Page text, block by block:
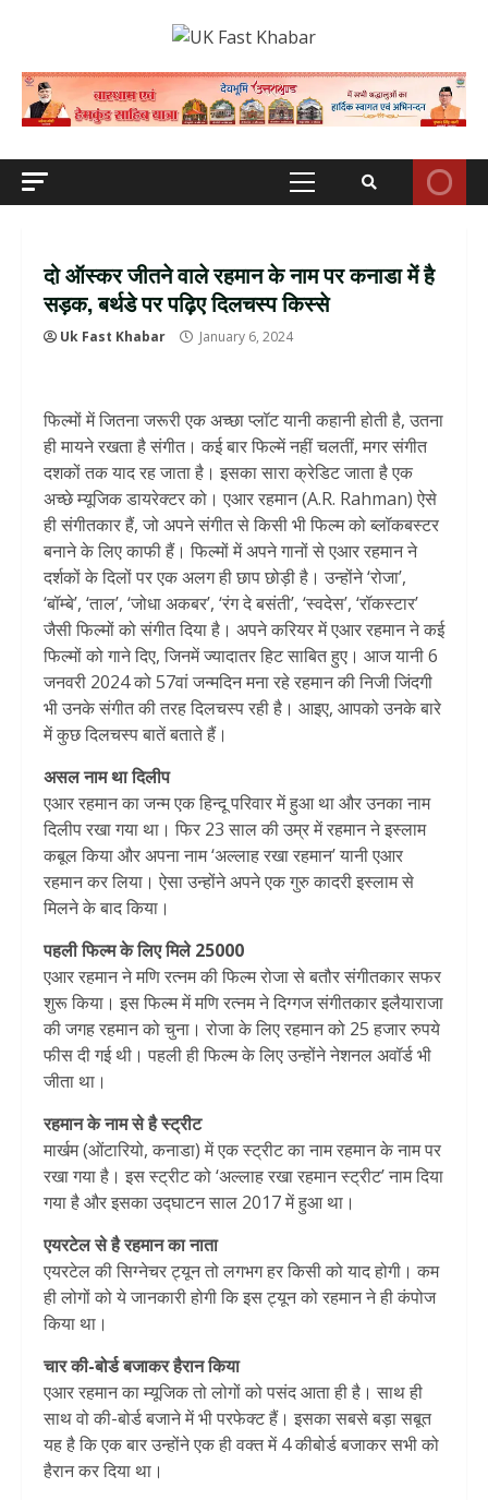
Primary
दो ऑस्कर जीतने वाले रहमान के नाम पर कनाडा में है
सड़क, बर्थडे पर पढ़िए दिलचस्प किस्से
Uk Fast Khabar January 6, 2024
फिल्मों में जितना जरूरी एक अच्छा प्लॉट यानी कहानी होती है, उतना
ही मायने रखता है संगीत। कई बार फिल्में नहीं चलतीं, मगर संगीत
दशकों तक याद रह जाता है। इसका सारा क्रेडिट जाता है एक
अच्छे म्यूजिक डायरेक्टर को। एआर रहमान (A.R. Rahman) ऐसे
ही संगीतकार हैं, जो अपने संगीत से किसी भी फिल्म को ब्लॉकबस्टर
बनाने के लिए काफी हैं। फिल्मों में अपने गानों से एआर रहमान ने
दर्शकों के दिलों पर एक अलग ही छाप छोड़ी है। उन्होंने ‘रोजा’,
‘बॉम्बे’, ‘ताल’, ‘जोधा अकबर’, ‘रंग दे बसंती’, ‘स्वदेस’, ‘रॉकस्टार’
जैसी फिल्मों को संगीत दिया है। अपने करियर में एआर रहमान ने कई
फिल्मों को गाने दिए, जिनमें ज्यादातर हिट साबित हुए। आज यानी 6
जनवरी 2024 को 57वां जन्मदिन मना रहे रहमान की निजी जिंदगी
भी उनके संगीत की तरह दिलचस्प रही है। आइए, आपको उनके बारे
में कुछ दिलचस्प बातें बताते हैं।
असल नाम था दिलीप
एआर रहमान का जन्म एक हिन्दू परिवार में हुआ था और उनका नाम
दिलीप रखा गया था। फिर 23 साल की उम्र में रहमान ने इस्लाम
कबूल किया और अपना नाम ‘अल्लाह रखा रहमान’ यानी एआर
रहमान कर लिया। ऐसा उन्होंने अपने एक गुरु कादरी इस्लाम से
मिलने के बाद किया।
पहली फिल्म के लिए मिले 25000
एआर रहमान ने मणि रत्नम की फिल्म रोजा से बतौर संगीतकार सफर
शुरू किया। इस फिल्म में मणि रत्नम ने दिग्गज संगीतकार इलैयाराजा
की जगह रहमान को चुना। रोजा के लिए रहमान को 25 हजार रुपये
फीस दी गई थी। पहली ही फिल्म के लिए उन्होंने नेशनल अवॉर्ड भी
जीता था।
रहमान के नाम से है स्ट्रीट
मार्खम (ओंटारियो, कनाडा) में एक स्ट्रीट का नाम रहमान के नाम पर
रखा गया है। इस स्ट्रीट को ‘अल्लाह रखा रहमान स्ट्रीट’ नाम दिया
गया है और इसका उद्घाटन साल 2017 में हुआ था।
एयरटेल से है रहमान का नाता
एयरटेल की सिग्नेचर ट्यून तो लगभग हर किसी को याद होगी। कम
ही लोगों को ये जानकारी होगी कि इस ट्यून को रहमान ने ही कंपोज
किया था।
चार की-बोर्ड बजाकर हैरान किया
एआर रहमान का म्यूजिक तो लोगों को पसंद आता ही है। साथ ही
साथ वो की-बोर्ड बजाने में भी परफेक्ट हैं। इसका सबसे बड़ा सबूत
यह है कि एक बार उन्होंने एक ही वक्त में 4 कीबोर्ड बजाकर सभी को
हैरान कर दिया था।